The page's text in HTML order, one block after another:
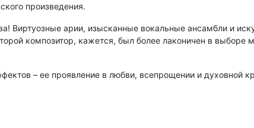
произведения.
Виртуозные арии, изысканные вокальные ансамбли и
композитор, кажется, был более лаконичен в
– ее проявление в любви, всепрощении и духовной